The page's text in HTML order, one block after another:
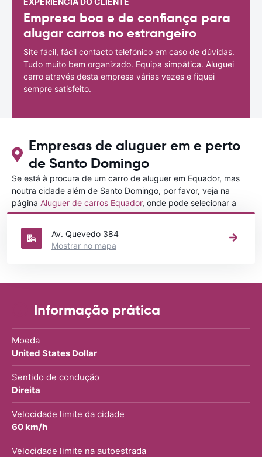
Empresa boa e de confiança para
alugar carros no estrangeiro
Site fácil, fácil contacto telefónico em caso de dúvidas.
Tudo muito bem organizado. Equipa simpática. Aluguei
carro através desta empresa várias vezes e fiquei
sempre satisfeito.
Empresas de aluguer em e perto
de Santo Domingo
Se está à procura de um carro de aluguer em Equador, mas
noutra cidade além de Santo Domingo, por favor, veja na
página Aluguer de carros Equador, onde pode selecionar a
outra cidade em Equador que gostaria de alugar um carro
Av. Quevedo 384
Mostrar no mapa
Informação prática
Moeda
United States Dollar
Sentido de condução
Direita
Velocidade limite da cidade
60 km/h
Velocidade limite na autoestrada